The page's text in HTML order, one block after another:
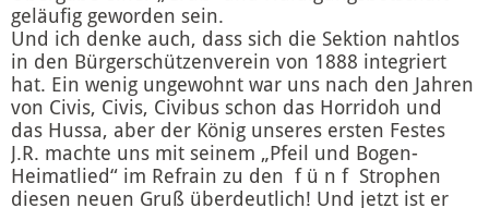
geläufig geworden sein.
Und ich denke auch, dass sich die Sektion nahtlos
in den Bürgerschützenverein von 1888 integriert
hat. Ein wenig ungewohnt war uns nach den Jahren
von Civis, Civis, Civibus schon das Horridoh und
das Hussa, aber der König unseres ersten Festes
J.R. machte uns mit seinem „Pfeil und Bogen-
Heimatlied“ im Refrain zu den f ü n f Strophen
diesen neuen Gruß überdeutlich! Und jetzt ist er